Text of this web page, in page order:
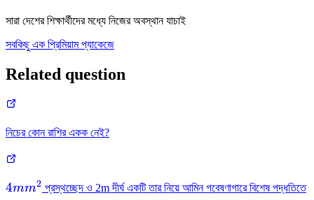
সারা দেশের শিক্ষার্থীদের মধ্যে নিজের অবস্থান যাচাই
সবকিছু এক প্রিমিয়াম প্যাকেজে
Related question
নিচের কোন রাশির একক নেই?
4mm²
4mm2 প্রস্থচ্ছেদ ও 2m দীর্ঘ একটি তার নিয়ে আমিন গবেষণাগারে বিশেষ পদ্ধতিতে